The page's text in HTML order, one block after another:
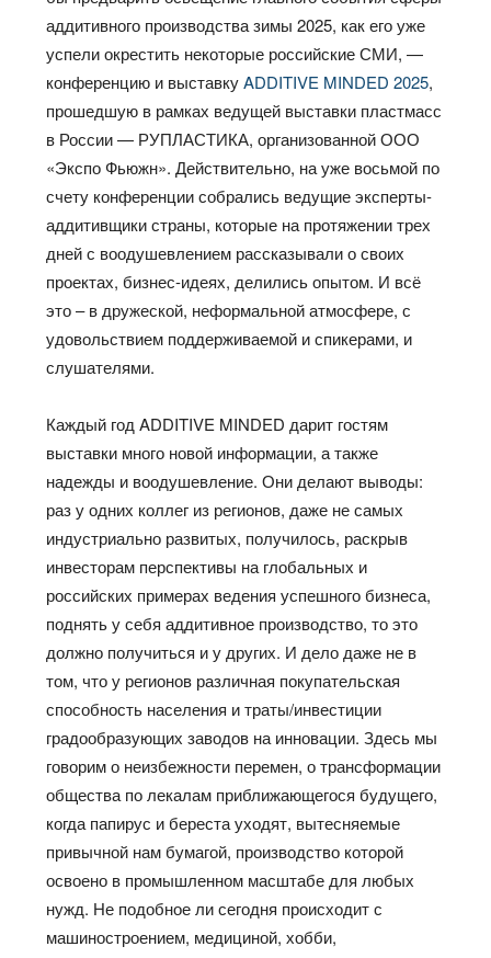
аддитивного производства зимы 2025, как его уже
успели окрестить некоторые российские СМИ, —
конференцию и выставкуADDITIVE MINDED 2025,
прошедшую в рамках ведущей выставки пластмасс
в России — РУПЛАСТИКА, организованной ООО
«Экспо Фьюжн». Действительно, на уже восьмой по
счету конференции собрались ведущие эксперты-
аддитивщики страны, которые на протяжении трех
дней с воодушевлением рассказывали о своих
проектах, бизнес-идеях, делились опытом. И всё
это – в дружеской, неформальной атмосфере, с
удовольствием поддерживаемой и спикерами, и
слушателями.
Каждый год ADDITIVE MINDED дарит гостям
выставки много новой информации, а также
надежды и воодушевление. Они делают выводы:
раз у одних коллег из регионов, даже не самых
индустриально развитых, получилось, раскрыв
инвесторам перспективы на глобальных и
российских примерах ведения успешного бизнеса,
поднять у себя аддитивное производство, то это
должно получиться и у других. И дело даже не в
том, что у регионов различная покупательская
способность населения и траты/инвестиции
градообразующих заводов на инновации. Здесь мы
говорим о неизбежности перемен, о трансформации
общества по лекалам приближающегося будущего,
когда папирус и береста уходят, вытесняемые
привычной нам бумагой, производство которой
освоено в промышленном масштабе для любых
нужд. Не подобное ли сегодня происходит с
машиностроением, медициной, хобби,